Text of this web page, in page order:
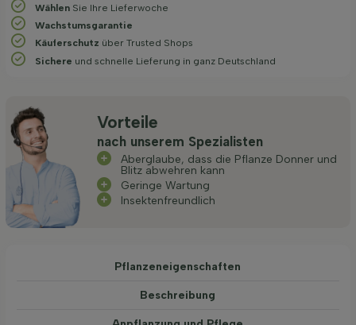
Wählen Sie Ihre Lieferwoche
Wachstums­garantie
Käuferschutz über Trusted Shops
Sichere und schnelle Lieferung in ganz Deutschland
Vorteile
nach unserem Spezialisten
Aberglaube, dass die Pflanze Donner und
Blitz abwehren kann
Geringe Wartung
Insektenfreundlich
Pflanzeneigenschaften
Beschreibung